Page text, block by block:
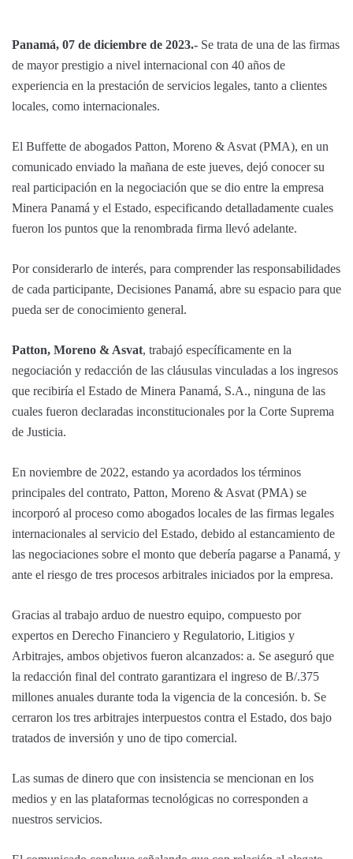
Panamá, 07 de diciembre de 2023.- Se trata de una de las firmas
de mayor prestigio a nivel internacional con 40 años de
experiencia en la prestación de servicios legales, tanto a clientes
locales, como internacionales.
El Buffette de abogados Patton, Moreno & Asvat (PMA), en un
comunicado enviado la mañana de este jueves, dejó conocer su
real participación en la negociación que se dio entre la empresa
Minera Panamá y el Estado, especificando detalladamente cuales
fueron los puntos que la renombrada firma llevó adelante.
Por considerarlo de interés, para comprender las responsabilidades
de cada participante, Decisiones Panamá, abre su espacio para que
pueda ser de conocimiento general.
Patton, Moreno & Asvat, trabajó específicamente en la
negociación y redacción de las cláusulas vinculadas a los ingresos
que recibiría el Estado de Minera Panamá, S.A., ninguna de las
cuales fueron declaradas inconstitucionales por la Corte Suprema
de Justicia.
En noviembre de 2022, estando ya acordados los términos
principales del contrato, Patton, Moreno & Asvat (PMA) se
incorporó al proceso como abogados locales de las firmas legales
internacionales al servicio del Estado, debido al estancamiento de
las negociaciones sobre el monto que debería pagarse a Panamá, y
ante el riesgo de tres procesos arbitrales iniciados por la empresa.
Gracias al trabajo arduo de nuestro equipo, compuesto por
expertos en Derecho Financiero y Regulatorio, Litigios y
Arbitrajes, ambos objetivos fueron alcanzados: a. Se aseguró que
la redacción final del contrato garantizara el ingreso de B/.375
millones anuales durante toda la vigencia de la concesión. b. Se
cerraron los tres arbitrajes interpuestos contra el Estado, dos bajo
tratados de inversión y uno de tipo comercial.
Las sumas de dinero que con insistencia se mencionan en los
medios y en las plataformas tecnológicas no corresponden a
nuestros servicios.